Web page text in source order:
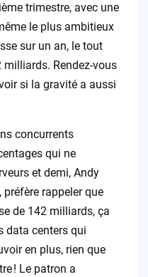
trimestre, avec une
le plus ambitieux
sur un an, le tout
Rendez-vous
si la gravité a aussi
concurrents
qui ne
et demi, Andy
préfère rappeler que
de 142 milliards, ça
data centers qui
en plus, rien que
! Le patron a